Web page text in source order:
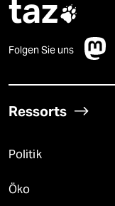
taz
Folgen Sie uns
Ressorts
Politik
Öko